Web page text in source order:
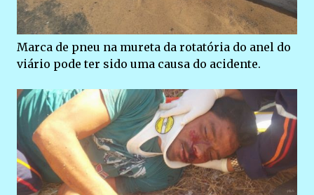
Marca de pneu na mureta da rotatória do anel do
viário pode ter sido uma causa do acidente.